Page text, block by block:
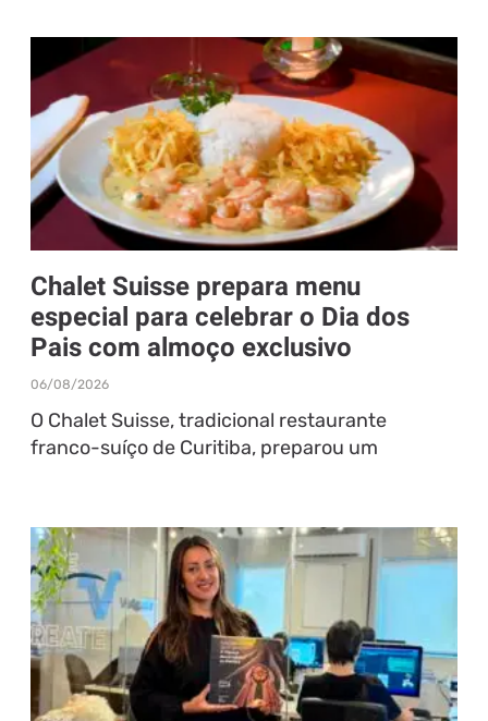
Chalet Suisse prepara menu
especial para celebrar o Dia dos
Pais com almoço exclusivo
06/08/2026
O Chalet Suisse, tradicional restaurante
franco-suíço de Curitiba, preparou um